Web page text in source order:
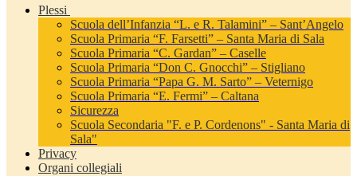
Plessi
Scuola dell’Infanzia “L. e R. Talamini” – Sant’Angelo
Scuola Primaria “F. Farsetti” – Santa Maria di Sala
Scuola Primaria “C. Gardan” – Caselle
Scuola Primaria “Don C. Gnocchi” – Stigliano
Scuola Primaria “Papa G. M. Sarto” – Veternigo
Scuola Primaria “E. Fermi” – Caltana
Sicurezza
Scuola Secondaria "F. e P. Cordenons" - Santa Maria di
Sala"
Privacy
Organi collegiali